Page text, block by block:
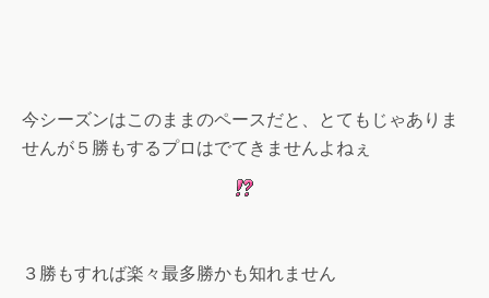
今シーズンはこのままのペースだと、とてもじゃありま
せんが５勝もするプロはでてきませんよねぇ
３勝もすれば楽々最多勝かも知れません